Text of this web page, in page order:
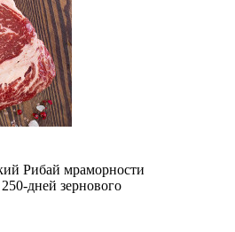
Рибай мраморности
дней зернового